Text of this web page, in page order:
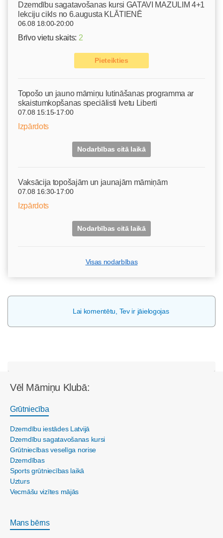
Dzemdību sagatavošanas kursi GATAVI MAZULIM 4+1
lekciju cikls no 6.augusta KLĀTIENĒ
06.08 18:00-20:00
Brīvo vietu skaits: 2
Pieteikties
Topošo un jauno māmiņu lutināšanas programma ar
skaistumkopšanas speciālisti Ivetu Liberti
07.08 15:15-17:00
Izpārdots
Nodarbības citā laikā
Vaksācija topošajām un jaunajām māmiņām
07.08 16:30-17:00
Izpārdots
Nodarbības citā laikā
Visas nodarbības
Lai komentētu, Tev ir jāielogojas
Vēl Māmiņu Klubā:
Grūtniecība
Dzemdību iestādes Latvijā
Dzemdību sagatavošanas kursi
Grūtniecības veselīga norise
Dzemdības
Sports grūtniecības laikā
Uzturs
Vecmāšu vizītes mājās
Mans bērns